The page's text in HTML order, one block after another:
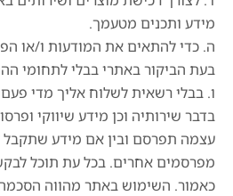
מידע ותכנים מטעמך.
ה. כדי להתאים את המודעות ו/או
בעת הביקור באתרי בבלי לתחומי
ו. בבלי רשאית לשלוח אליך מדי
בדבר שירותיה וכן מידע שיווקי
עצמה תפרסם ובין אם מידע שתקבל
מפרסמים אחרים. בכל עת תוכל
כאמור. השימוש באתר מהווה